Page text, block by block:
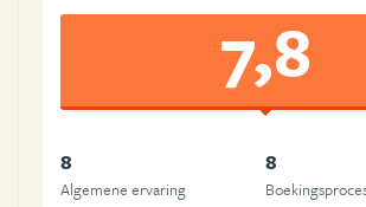
7,8
8
Algemene ervaring
8